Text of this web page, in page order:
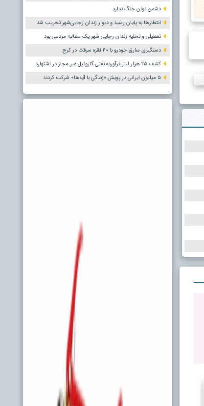
دشمن توان جنگ ندارد
انتظارها به پایان رسید و دیوار زندان رجایی‌شهر تخریب شد
تعطیلی و تخلیه زندان رجایی شهر یک مطالبه مردمی بود
دستگیری سارق خودرو با ۴۰ فقره سرقت در کرج
کشف ۲۵ هزار لیتر فرآورده نفتی گازوئیل غیر مجاز در اشتهارد
۵ میلیون ایرانی در پویش «زندگی با آیه‌ها» شرکت کردند